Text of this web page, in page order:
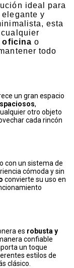
ideal para
y
esta
oficina o
todo
un gran espacio
,
otro objeto
cada rincón
con un sistema de
cómoda y sin
convierte su uso en
es robusta y
confiable
un toque
estilos de
clásico.